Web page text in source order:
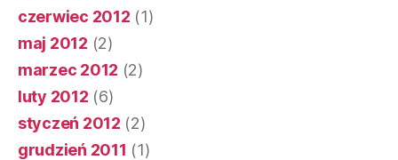
czerwiec 2012 (1)
maj 2012 (2)
marzec 2012 (2)
luty 2012 (6)
styczeń 2012 (2)
grudzień 2011 (1)